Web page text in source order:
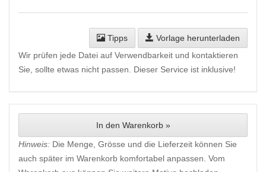
Tipps
Vorlage herunterladen
Wir prüfen jede Datei auf Verwendbarkeit und kontaktieren
Sie, sollte etwas nicht passen. Dieser Service ist inklusive!
In den Warenkorb »
Hinweis: Die Menge, Grösse und die Lieferzeit können Sie
auch später im Warenkorb komfortabel anpassen. Vom